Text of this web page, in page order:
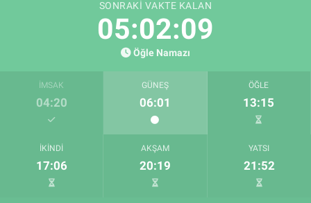
SONRAKI VAKTE KALAN
05:02:08
Öğle Namazı
İMSAK
04:20
GÜNEŞ
06:01
ÖĞLE
13:15
İKINDI
17:06
AKŞAM
20:19
YATSI
21:52